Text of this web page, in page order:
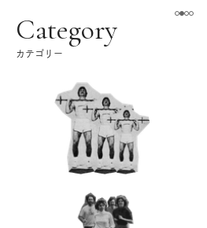
Category
カテゴリー